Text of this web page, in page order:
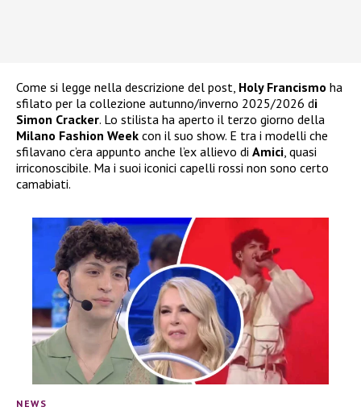
Come si legge nella descrizione del post, Holy Francismo ha
sfilato per la collezione autunno/inverno 2025/2026 di
Simon Cracker. Lo stilista ha aperto il terzo giorno della
Milano Fashion Week con il suo show. E tra i modelli che
sfilavano c’era appunto anche l’ex allievo di Amici, quasi
irriconoscibile. Ma i suoi iconici capelli rossi non sono certo
camabiati.
NEWS